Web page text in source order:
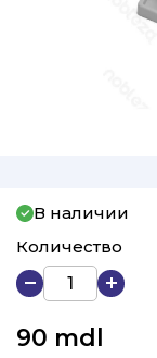
В наличии
Количество
90 mdl